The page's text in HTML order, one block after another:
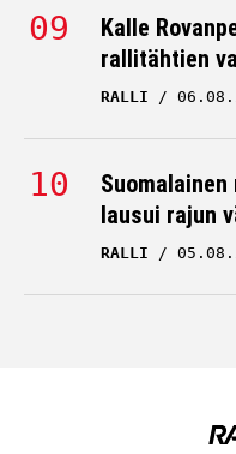
Kalle
rallitähtien
RALLI
lausui rajun
RALLI